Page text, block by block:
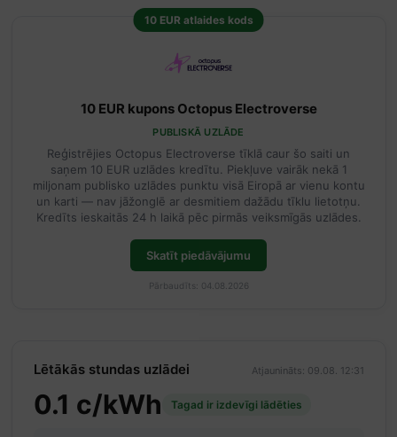
10 EUR atlaides kods
10 EUR kupons Octopus Electroverse
PUBLISKĀ UZLĀDE
Reģistrējies Octopus Electroverse tīklā caur šo saiti un
saņem 10 EUR uzlādes kredītu. Piekļuve vairāk nekā 1
miljonam publisko uzlādes punktu visā Eiropā ar vienu kontu
un karti — nav jāžonglē ar desmitiem dažādu tīklu lietotņu.
Kredīts ieskaitās 24 h laikā pēc pirmās veiksmīgās uzlādes.
Skatīt piedāvājumu
Pārbaudīts: 04.08.2026
Lētākās stundas uzlādei Atjaunināts: 09.08. 12:31
0.1 c/kWh Tagad ir izdevīgi lādēties